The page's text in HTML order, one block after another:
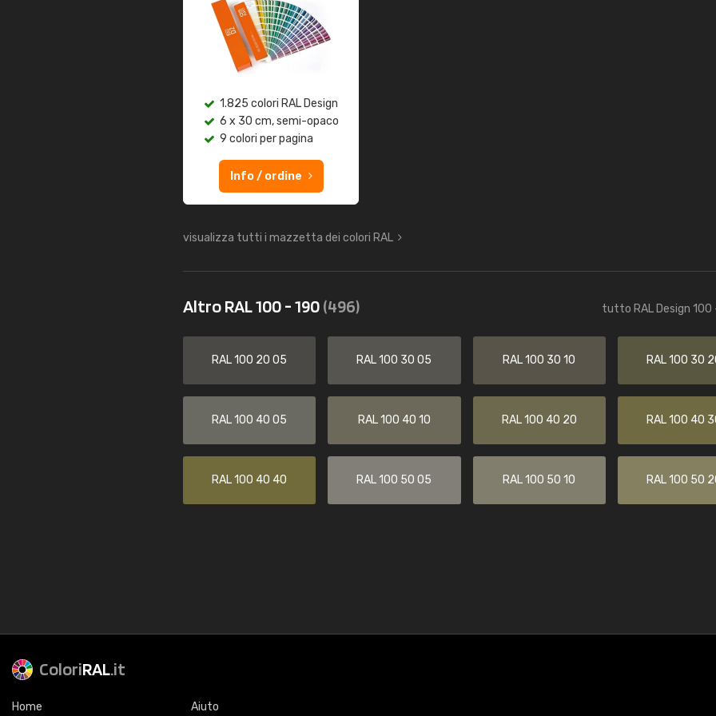
1.825 colori RAL Design
6 x 30 cm, semi-opaco
9 colori per pagina
Info / ordine
visualizza tutti i mazzetta dei colori RAL
Altro RAL 100 - 190(496) tutto RAL Design 100
RAL 100 20 05 RAL 100 30 05 RAL 100 30 10 RAL 100 30
RAL 100 40 05 RAL 100 40 10 RAL 100 40 20 RAL 100 40
RAL 100 40 40 RAL 100 50 05 RAL 100 50 10 RAL 100 50
ColoriRAL.it
Home Aiuto